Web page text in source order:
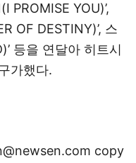
PROMISE YOU)’,
OF DESTINY)’, 스
등을 연달아 히트시
가했다.
copy